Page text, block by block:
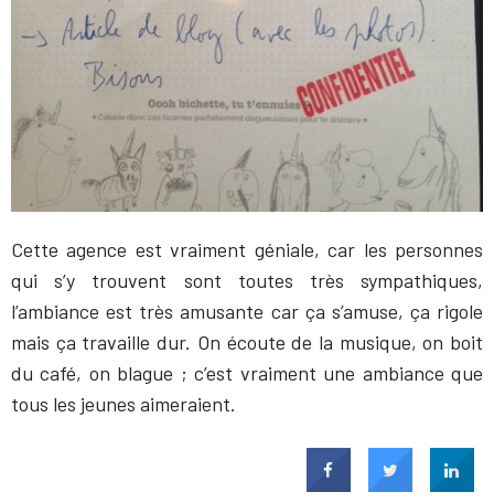
Cette agence est vraiment géniale, car les personnes
qui s’y trouvent sont toutes très sympathiques,
l’ambiance est très amusante car ça s’amuse, ça rigole
mais ça travaille dur. On écoute de la musique, on boit
du café, on blague ; c’est vraiment une ambiance que
tous les jeunes aimeraient.